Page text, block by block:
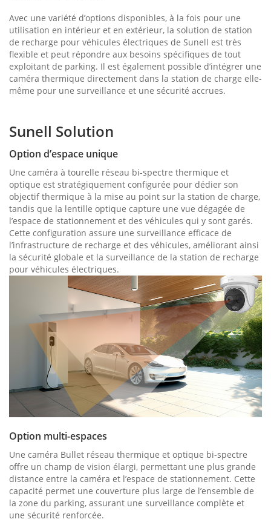
Avec une variété d’options disponibles, à la fois pour une
utilisation en intérieur et en extérieur, la solution de station
de recharge pour véhicules électriques de Sunell est très
flexible et peut répondre aux besoins spécifiques de tout
exploitant de parking. Il est également possible d’intégrer une
caméra thermique directement dans la station de charge elle-
même pour une surveillance et une sécurité accrues.
Sunell Solution
Option d’espace unique
Une caméra à tourelle réseau bi-spectre thermique et
optique est stratégiquement configurée pour dédier son
objectif thermique à la mise au point sur la station de charge,
tandis que la lentille optique capture une vue dégagée de
l’espace de stationnement et des véhicules qui y sont garés.
Cette configuration assure une surveillance efficace de
l’infrastructure de recharge et des véhicules, améliorant ainsi
la sécurité globale et la surveillance de la station de recharge
pour véhicules électriques.
Option multi-espaces
Une caméra Bullet réseau thermique et optique bi-spectre
offre un champ de vision élargi, permettant une plus grande
distance entre la caméra et l’espace de stationnement. Cette
capacité permet une couverture plus large de l’ensemble de
la zone du parking, assurant une surveillance complète et
une sécurité renforcée.